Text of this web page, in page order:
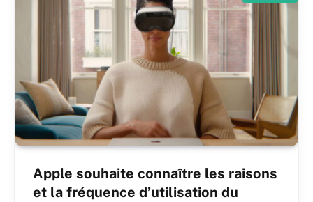
Apple souhaite connaître les raisons
et la fréquence d’utilisation du